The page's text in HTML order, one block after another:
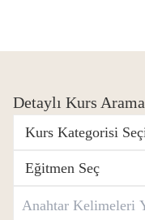
Detaylı Kurs Arama